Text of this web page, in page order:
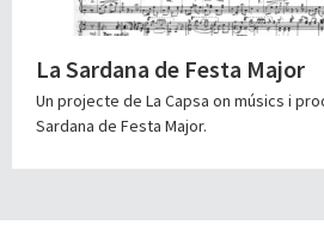
La Sardana de Festa Major
Un projecte de La Capsa on músics i
Sardana de Festa Major.